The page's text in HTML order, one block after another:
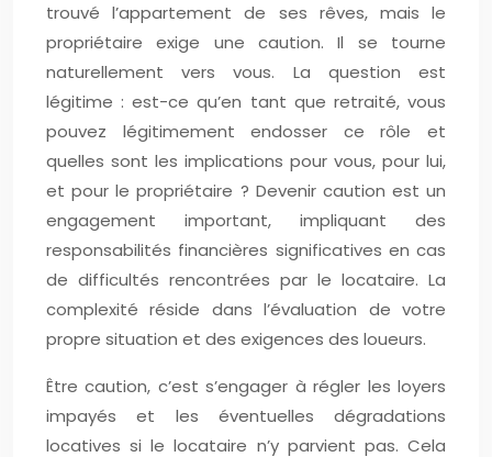
trouvé l’appartement de ses rêves, mais le
propriétaire exige une caution. Il se tourne
naturellement vers vous. La question est
légitime : est-ce qu’en tant que retraité, vous
pouvez légitimement endosser ce rôle et
quelles sont les implications pour vous, pour lui,
et pour le propriétaire ? Devenir caution est un
engagement important, impliquant des
responsabilités financières significatives en cas
de difficultés rencontrées par le locataire. La
complexité réside dans l’évaluation de votre
propre situation et des exigences des loueurs.
Être caution, c’est s’engager à régler les loyers
impayés et les éventuelles dégradations
locatives si le locataire n’y parvient pas. Cela